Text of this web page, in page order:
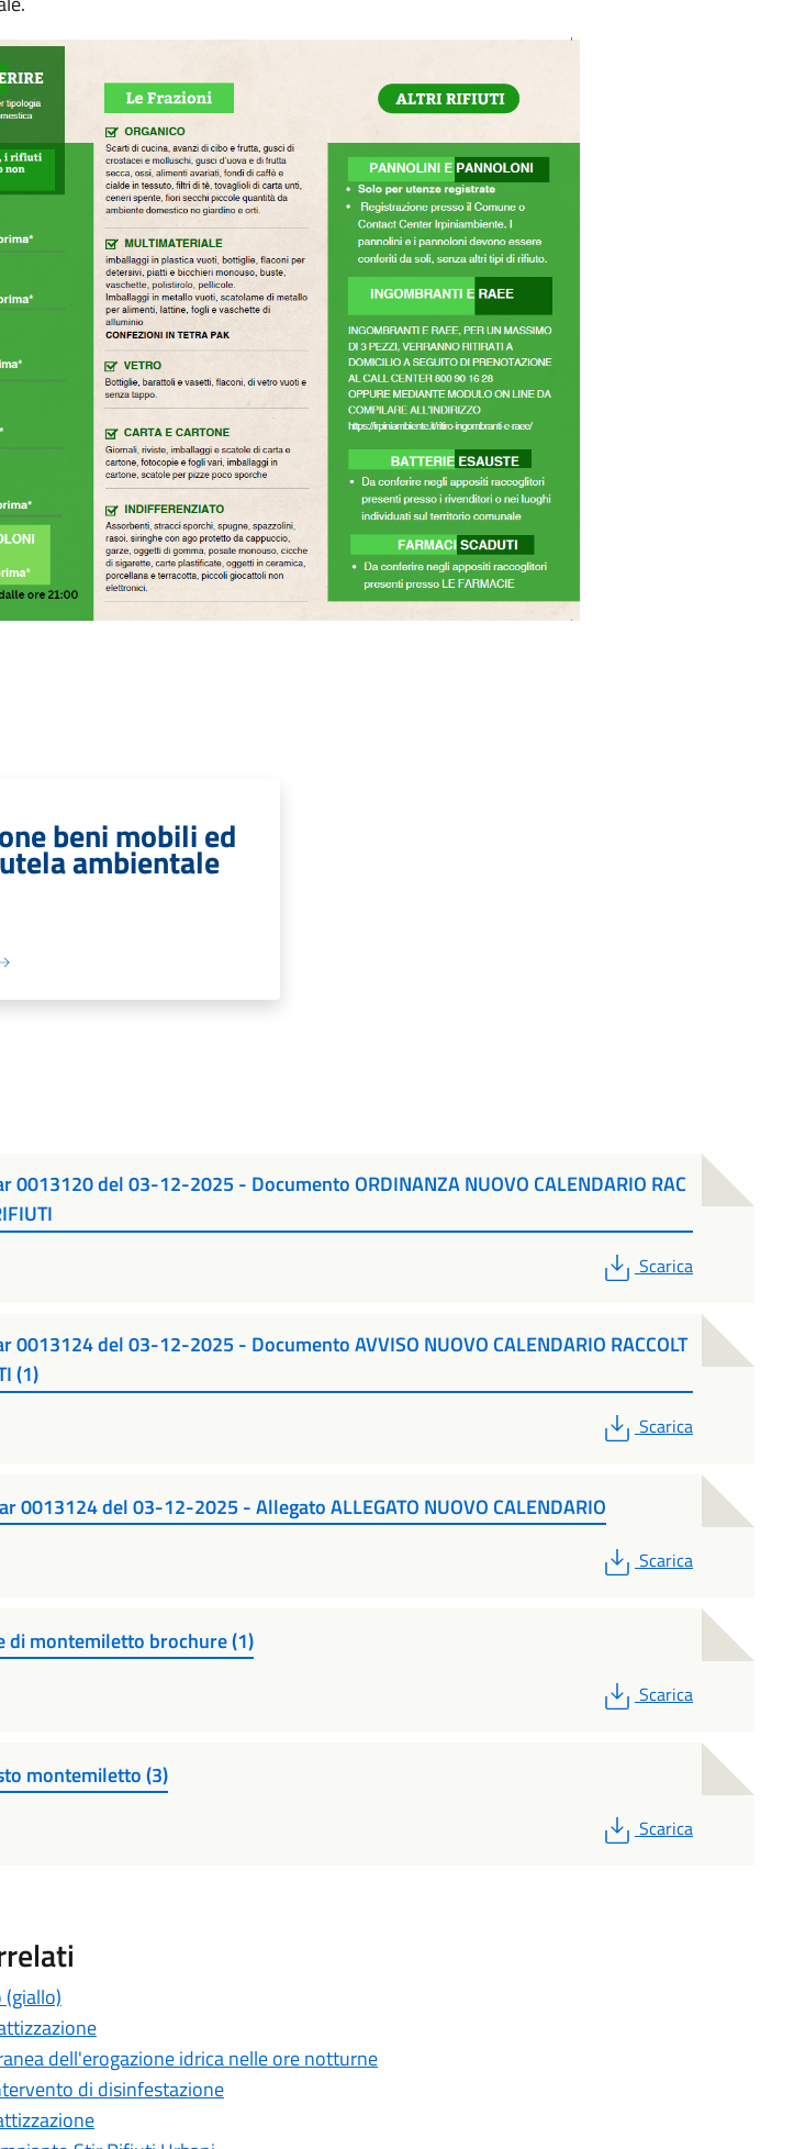
beni mobili ed
ambientale
0013120 del 03-12-2025 - Documento ORDINANZA NUOVO CALENDARIO RAC
PDF
Scarica
0013124 del 03-12-2025 - Documento AVVISO NUOVO CALENDARIO RACCOLT
(1)
PDF
Scarica
0013124 del 03-12-2025 - Allegato ALLEGATO NUOVO CALENDARIO
PDF
Scarica
di montemiletto brochure (1)
PDF
Scarica
montemiletto (3)
PDF
Scarica
dell'erogazione idrica nelle ore notturne
di disinfestazione